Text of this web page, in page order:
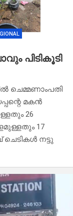
പിടികൂടി
ചെമ്മണാംപതി
മകൻ
26
17
നട്ടു